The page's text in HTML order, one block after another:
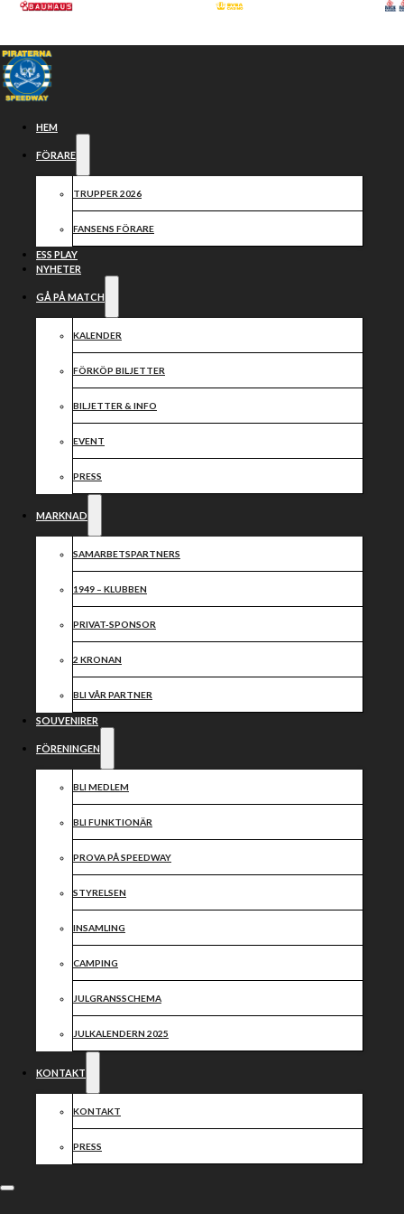
Hoppa till huvudinnehåll
HEM
FÖRARE
TRUPPER 2026
FANSENS FÖRARE
ESS PLAY
NYHETER
GÅ PÅ MATCH
KALENDER
FÖRKÖP BILJETTER
BILJETTER & INFO
EVENT
PRESS
MARKNAD
SAMARBETSPARTNERS
1949 – KLUBBEN
PRIVAT-SPONSOR
2 KRONAN
BLI VÅR PARTNER
SOUVENIRER
FÖRENINGEN
BLI MEDLEM
BLI FUNKTIONÄR
PROVA PÅ SPEEDWAY
STYRELSEN
INSAMLING
CAMPING
JULGRANSSCHEMA
JULKALENDERN 2025
KONTAKT
KONTAKT
PRESS
Samarbetspartners
2024
Dela nyheten: